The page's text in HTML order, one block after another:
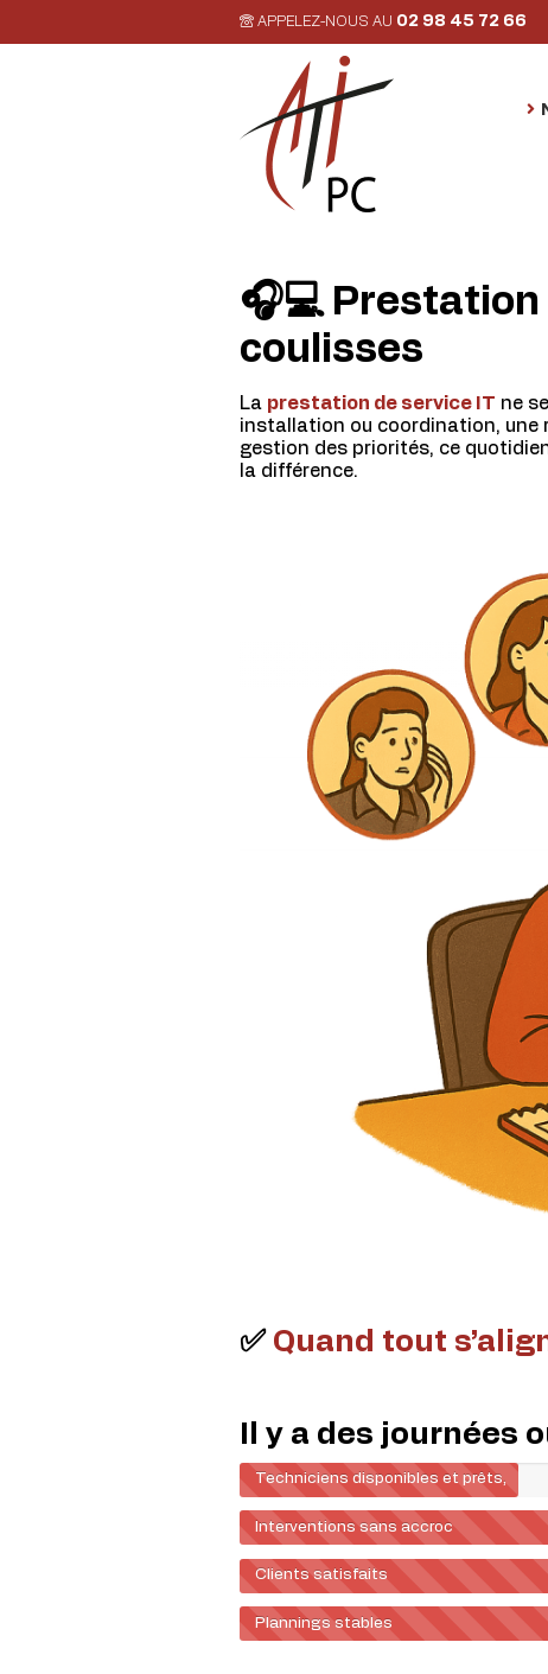
APPELEZ-NOUS AU 02 98 45 72 66
🎧💻
coulisses
La prestation de service IT ne
installation ou coordination, une
gestion des priorités, ce
la différence.
✅ Quand tout
Il y a des journées
Techniciens disponibles et prêts,
Interventions sans accroc
Clients satisfaits
Plannings stables